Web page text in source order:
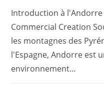
Introduction à
Commercial Creation
les montagnes des
l'Espagne, Andorre est
environnement…